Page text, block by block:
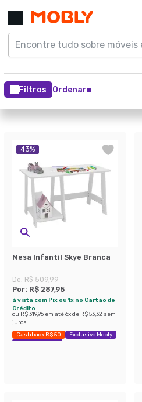
Filtros Ordenar
43%
Mesa Infantil Skye Branca
De:R$ 509,99
Por: R$ 287,95
à vista com Pix ou 1x no Cartão de
Crédito
ou R$ 319,96 em até6x de R$ 53,32 sem
juros
Cashback R$ 50
Exclusivo Mobly
Economize 43%